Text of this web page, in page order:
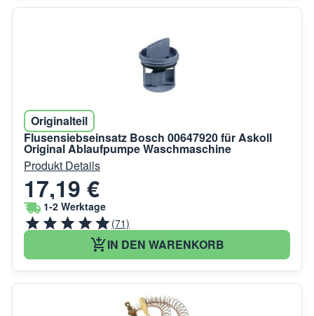
Originalteil
Flusensiebseinsatz Bosch 00647920 für Askoll
Original Ablaufpumpe Waschmaschine
Produkt Details
17,19 €
1-2 Werktage
(71)
IN DEN WARENKORB